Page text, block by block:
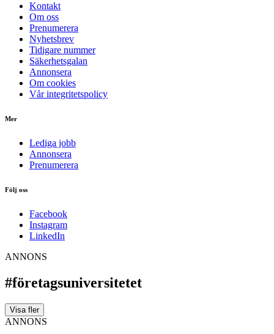
Kontakt
Om oss
Prenumerera
Nyhetsbrev
Tidigare nummer
Säkerhetsgalan
Annonsera
Om cookies
Vår integritetspolicy
Mer
Lediga jobb
Annonsera
Prenumerera
Följ oss
Facebook
Instagram
LinkedIn
ANNONS
#företagsuniversitetet
Visa fler
ANNONS